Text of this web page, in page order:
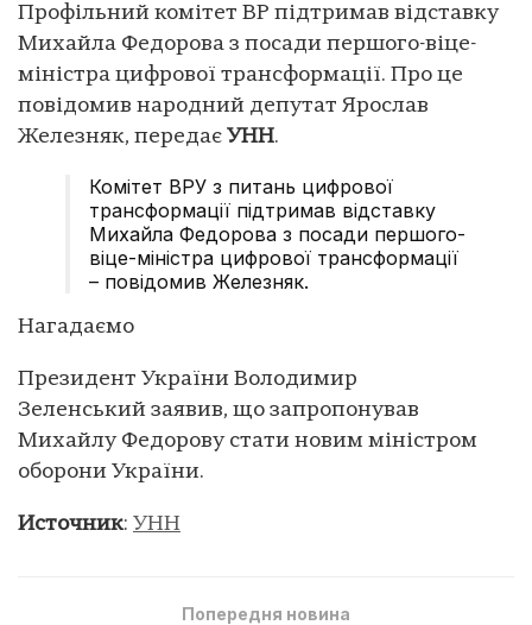
Профільний комітет ВР підтримав відставку
Михайла Федорова з посади першого-віце-
міністра цифрової трансформації. Про це
повідомив народний депутат Ярослав
Железняк, передає УНН.
Комітет ВРУ з питань цифрової
трансформації підтримав відставку
Михайла Федорова з посади першого-
віце-міністра цифрової трансформації
– повідомив Железняк.
Нагадаємо
Президент України Володимир
Зеленський заявив, що запропонував
Михайлу Федорову стати новим міністром
оборони України.
Источник: УНН
Попередня новина